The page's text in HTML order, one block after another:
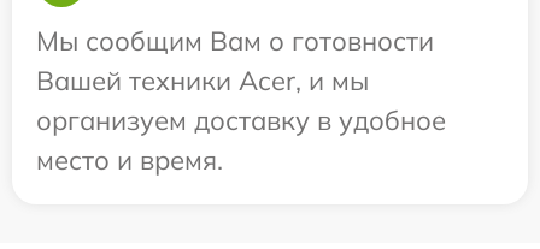
Мы сообщим Вам о готовности
Вашей техники Acer, и мы
организуем доставку в удобное
место и время.